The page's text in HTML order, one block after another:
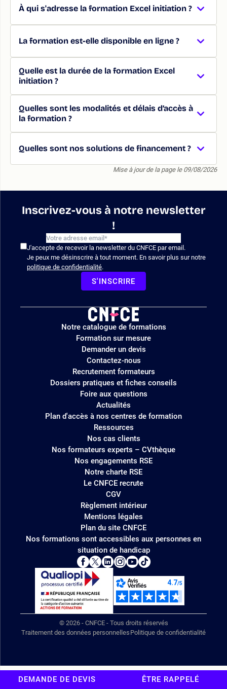
À qui s'adresse la formation Excel initiation ?
La formation est-elle disponible en ligne ?
Quelle est la durée de la formation Excel
initiation ?
Quelles sont les modalités et délais d’accès à
la formation ?
Quelles sont nos solutions de financement ?
Mise à jour de la page le 09/08/2026
Inscrivez-vous à notre newsletter
!
J'accepte de recevoir la newsletter du CNFCE par email.
Je peux me désinscrire à tout moment. En savoir plus sur notre
politique de confidentialité.
S'INSCRIRE
Logo
site
Notre catalogue de formations
Formation sur mesure
Demander un devis
Contactez-nous
Recrutement formateurs
Dossiers pratiques et fiches conseils
Foire aux questions
Actualités
Plan d'accès à nos centres de formation
Ressources
Nos cas clients
Nos formateurs experts – CVthèque
Nos engagements RSE
Notre charte RSE
Le CNFCE recrute
CGV
Règlement intérieur
Mentions légales
Plan du site CNFCE
Nos formations sont accessibles aux personnes en
situation de handicap
© 2026 - CNFCE - Tous droits réservés
Traitement des données personnelles Politique de confidentialité
DEMANDE DE DEVIS ÊTRE RAPPELÉ